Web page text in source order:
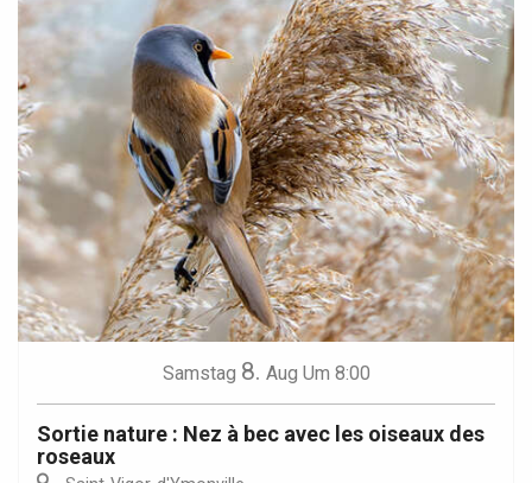
Samstag 8. Aug Um 8:00
Sortie nature : Nez à bec avec les oiseaux des
roseaux